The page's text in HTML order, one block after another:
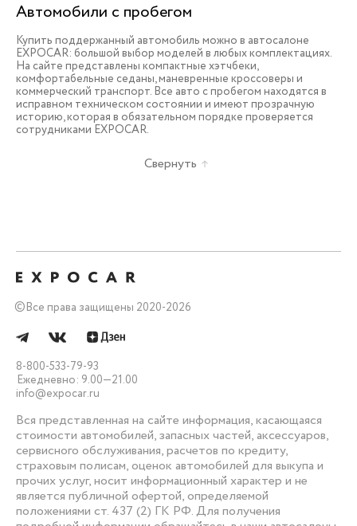
Автомобили с пробегом
Купить поддержанный автомобиль можно в автосалоне
EXPOCAR: большой выбор моделей в любых комплектациях.
На сайте представлены компактные хэтчбеки,
комфортабельные седаны, маневренные кроссоверы и
коммерческий транспорт. Все авто с пробегом находятся в
исправном техническом состоянии и имеют прозрачную
историю, которая в обязательном порядке проверяется
сотрудниками EXPOCAR.
Свернуть
©Все права защищены 2020-2026
8-800-533-79-93
Ежедневно: 9.00—21.00
info@expocar.ru
Вся представленная на сайте информация, касающаяся
стоимости автомобилей, запасных частей, аксессуаров,
сервисного обслуживания, расчетов по кредиту,
страховым полисам, оценок автомобилей для выкупа и
прочих услуг, носит информационный характер и не
является публичной офертой, определяемой
положениями ст. 437 (2) ГК РФ. Для получения